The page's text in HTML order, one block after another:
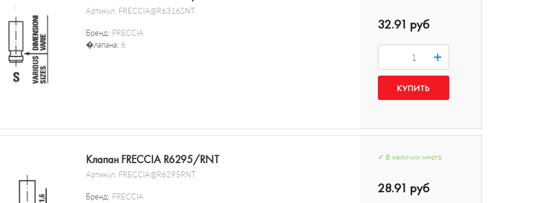
Артикул: FRECCIA@R6316SNT
Бренд: FRECCIA
�лапана: 6
32.91 руб
+
Клапан FRECCIA R6295/RNT
Артикул: FRECCIA@R6295RNT
Бренд: FRECCIA
✓ В наличии много
28.91 руб